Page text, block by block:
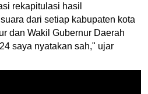
rekapitulasi hasil
dari setiap kabupaten kota
dan Wakil Gubernur Daerah
saya nyatakan sah," ujar